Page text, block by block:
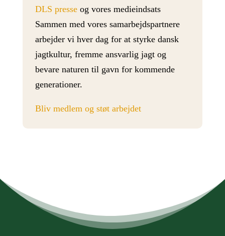
DLS presseog vores medieindsats
Sammen med vores samarbejdspartnere
arbejder vi hver dag for at styrke dansk
jagtkultur, fremme ansvarlig jagt og
bevare naturen til gavn for kommende
generationer.
Bliv medlem og støt arbejdet